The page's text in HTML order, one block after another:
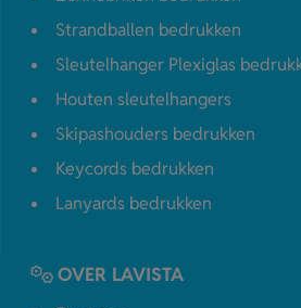
Strandballen bedrukken
Sleutelhanger Plexiglas
Houten sleutelhangers
Skipashouders bedrukken
Keycords bedrukken
Lanyards bedrukken
OVER LAVISTA